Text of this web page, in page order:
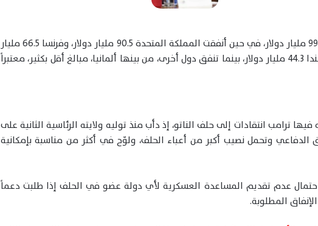
وأضاف أن الولايات المتحدة أنفقت 999 مليار دولار، في حين أنفقت المملكة المتحدة 90.5 مليار دولار، وفرنسا 66.5 مليار
دولار، وإيطاليا 48.8 مليار دولار، وبولندا 44.3 مليار دولار، بينما تنفق دول أخرى، من بينها ألمانيا، مبالغ أقل بكثير، معتبراً
ترامب انتقادات إلى حلف الناتو، إذ دأب منذ توليه ولايته الرئاسية الثانية على
الدفاعي وتحمل نصيب أكبر من أعباء الحلف، ولوّح في أكثر من مناسبة بإمكانية
عدم تقديم المساعدة العسكرية لأي دولة عضو في الحلف إذا طلبت دعماً
المطلوبة.